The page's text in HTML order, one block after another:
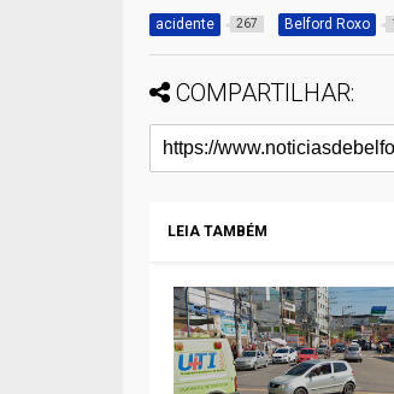
acidente 267 Belford Roxo
COMPARTILHAR:
LEIA TAMBÉM